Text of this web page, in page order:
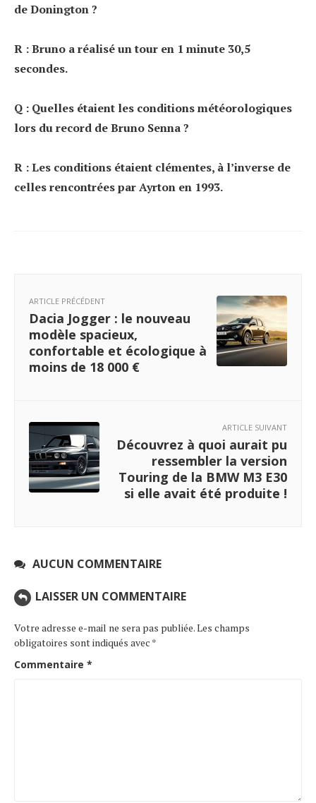
de Donington ?
R : Bruno a réalisé un tour en 1 minute 30,5
secondes.
Q : Quelles étaient les conditions météorologiques
lors du record de Bruno Senna ?
R : Les conditions étaient clémentes, à l’inverse de
celles rencontrées par Ayrton en 1993.
ARTICLE PRÉCÉDENT
Dacia Jogger : le nouveau
modèle spacieux,
confortable et écologique à
moins de 18 000 €
ARTICLE SUIVANT
Découvrez à quoi aurait pu
ressembler la version
Touring de la BMW M3 E30
si elle avait été produite !
AUCUN COMMENTAIRE
LAISSER UN COMMENTAIRE
Votre adresse e-mail ne sera pas publiée.Les champs
obligatoires sont indiqués avec *
Commentaire *